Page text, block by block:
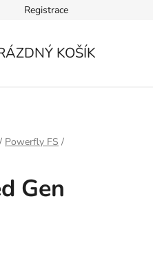
Registrace
KOŠÍK
/ Powerfly FS /
Gen